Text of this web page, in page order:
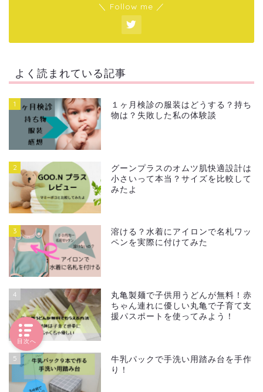
＼ Follow me ／
よく読まれている記事
1
１ヶ月検診の服装はどうする？持ち
物は？失敗した私の体験談
2
グーンプラスのオムツ肌快適設計は
小さいって本当？サイズを比較して
みたよ
3
溶ける？水着にアイロンで名札ワッ
ペンを実際に付けてみた
4
丸亀製麺で子供用うどんが無料！赤
ちゃん連れに優しい丸亀で子育て支
援パスポートを使ってみよう！
5
牛乳パックで手洗い用踏み台を手作
り！
目次へ